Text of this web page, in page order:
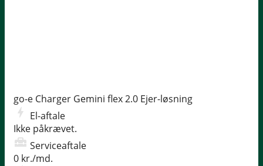
go-e Charger Gemini flex 2.0 Ejer-løsning
El-aftale
Ikke påkrævet.
Serviceaftale
0 kr./md.